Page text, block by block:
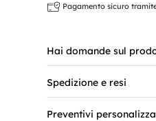
Pagamento sicuro
Hai domande sul
Spedizione e resi
Preventivi